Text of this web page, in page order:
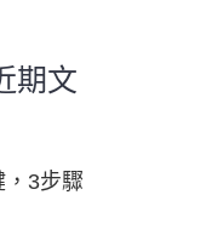
期文
3步驟